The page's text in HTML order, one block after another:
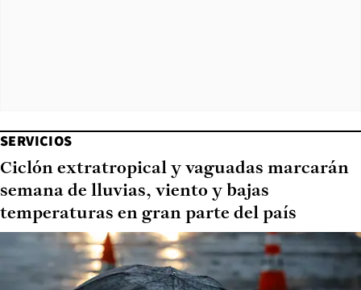
SERVICIOS
Ciclón extratropical y vaguadas marcarán
semana de lluvias, viento y bajas
temperaturas en gran parte del país